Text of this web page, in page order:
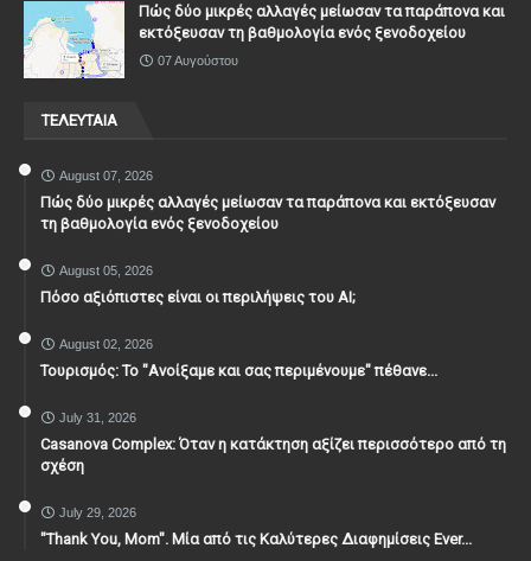
Πώς δύο μικρές αλλαγές μείωσαν τα παράπονα και
εκτόξευσαν τη βαθμολογία ενός ξενοδοχείου
07 Αυγούστου
ΤΕΛΕΥΤΑΙΑ
August 07, 2026
Πώς δύο μικρές αλλαγές μείωσαν τα παράπονα και εκτόξευσαν
τη βαθμολογία ενός ξενοδοχείου
August 05, 2026
Πόσο αξιόπιστες είναι οι περιλήψεις του ΑΙ;
August 02, 2026
Τουρισμός: Το "Ανοίξαμε και σας περιμένουμε" πέθανε...
July 31, 2026
Casanova Complex: Όταν η κατάκτηση αξίζει περισσότερο από τη
σχέση
July 29, 2026
"Thank You, Mοm". Μία από τις Καλύτερες Διαφημίσεις Ever...